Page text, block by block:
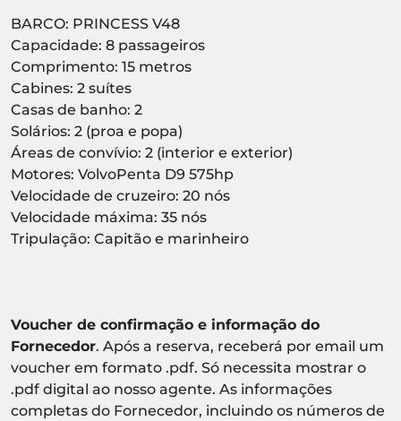
BARCO: PRINCESS V48
Capacidade: 8 passageiros
Comprimento: 15 metros
Cabines: 2 suítes
Casas de banho: 2
Solários: 2 (proa e popa)
Áreas de convívio: 2 (interior e exterior)
Motores: VolvoPenta D9 575hp
Velocidade de cruzeiro: 20 nós
Velocidade máxima: 35 nós
Tripulação: Capitão e marinheiro
Voucher de confirmação e informação do
Fornecedor. Após a reserva, receberá por email um
voucher em formato .pdf. Só necessita mostrar o
.pdf digital ao nosso agente. As informações
completas do Fornecedor, incluindo os números de